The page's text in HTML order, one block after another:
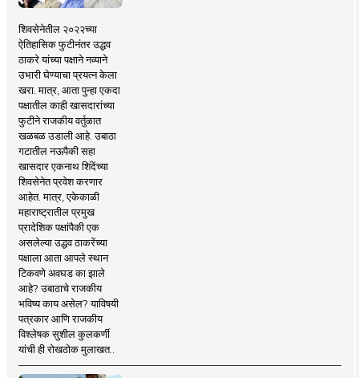
शिवसेनेतील २०२२च्या
ऐतिहासिक फुटीनंतर उद्धव
ठाकरे यांच्या पक्षाने नव्याने
उभारी घेण्याचा प्रयत्न केला
खरा. मात्र, आता पुन्हा एकदा
पक्षातील काही खासदारांच्या
फुटीने राजकीय वर्तुळात
खळबळ उडाली आहे. उबाठा
गटातील नऊपैकी सहा
खासदार एकनाथ शिंदेंच्या
शिवसेनेत प्रवेश करणार
आहेत. मात्र, एकेकाळी
महाराष्ट्रातील प्रमुख
प्रादेशिक पक्षांपैकी एक
असलेल्या उद्धव ठाकरेंच्या
पक्षाला आता आपले स्थान
टिकवणे अवघड का झाले
आहे? उबाठाचे राजकीय
भविष्य काय असेल? याविषयी
पत्रकार आणि राजकीय
विश्लेषक सुशील कुलकर्णी
यांची ही रोखठोक मुलाखत..